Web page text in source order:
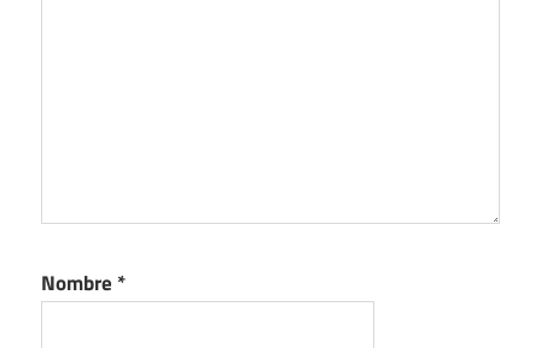
Nombre *